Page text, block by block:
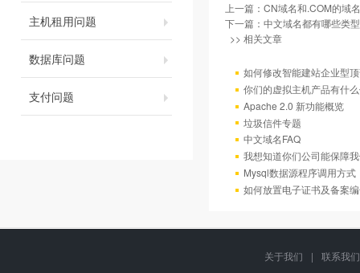
主机租用问题
数据库问题
支付问题
上一篇： CN域名和.COM的域
下一篇： 中文域名都有哪些类
>> 相关文章
如何修改智能建站企业型
你们的虚拟主机产品有什
Apache 2.0 新功能概览
垃圾信件专题
中文域名FAQ
我想知道你们公司能保障
Mysql数据源程序调用方
如何放置电子证书及备案
关于我们 |
联系我们